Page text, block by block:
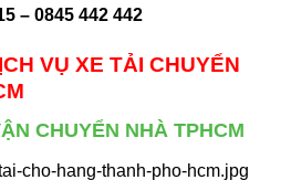
– 0845 442 442
VỤ XE TẢI CHUYỂN
CHUYỂN NHÀ TPHCM